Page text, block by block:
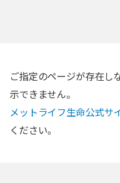
ご指定のページが存在し
示できません。
メットライフ生命公式サ
ください。